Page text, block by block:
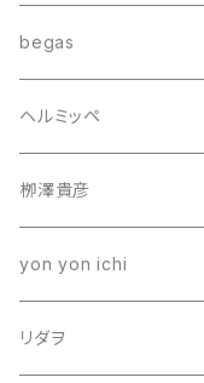
begas
ヘルミッペ
栁澤貴彦
yon yon ichi
リダヲ